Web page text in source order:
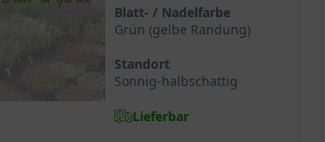
Blatt- / Nadelfarbe
Grün (gelbe Randung)
Standort
Sonnig-halbschattig
Lieferbar